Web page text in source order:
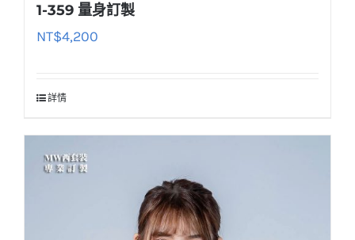
1-359 量身訂製
NT$4,200
詳情